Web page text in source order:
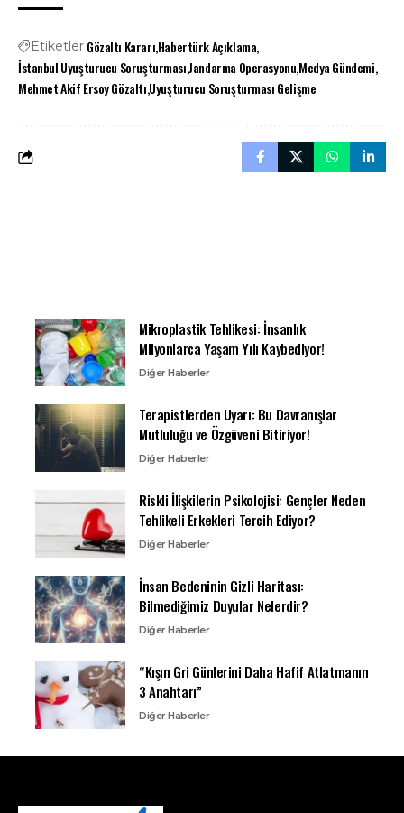
Etiketler Gözaltı KararıHabertürk Açıklama
İstanbul Uyuşturucu SoruşturmasıJandarma OperasyonuMedya Gündemi
Mehmet Akif Ersoy GözaltıUyuşturucu Soruşturması Gelişme
Mikroplastik Tehlikesi: İnsanlık
Milyonlarca Yaşam Yılı Kaybediyor!
Diğer Haberler
Terapistlerden Uyarı: Bu Davranışlar
Mutluluğu ve Özgüveni Bitiriyor!
Diğer Haberler
Riskli İlişkilerin Psikolojisi: Gençler Neden
Tehlikeli Erkekleri Tercih Ediyor?
Diğer Haberler
İnsan Bedeninin Gizli Haritası:
Bilmediğimiz Duyular Nelerdir?
Diğer Haberler
“Kışın Gri Günlerini Daha Hafif Atlatmanın
3 Anahtarı”
Diğer Haberler